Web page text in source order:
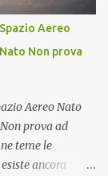
Aereo
Non prova
Aereo Nato
prova ad
teme le
ancora